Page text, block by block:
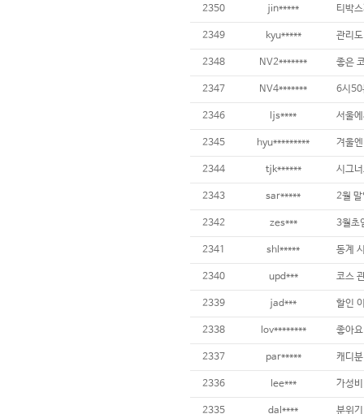
2350 jin*****
2349 kyu*****
2348 NV2*******
2347 NV4*******
2346 ljs****
2345 hyu*********
2344 tjk****** 시그
2343 sar*****
2342 zes***
2341 shl*****
2340 upd*** 코스
2339 jad***
2338 lov******** 좋아
2337 par*****
2336 lee*** 가성
2335 dal****